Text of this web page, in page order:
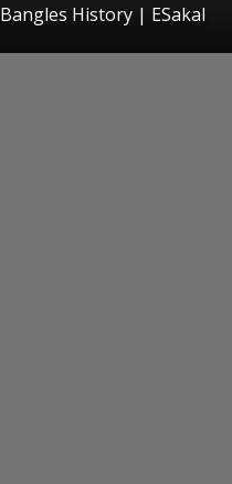
Bangles History | ESakal